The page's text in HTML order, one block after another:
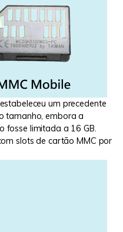
um precedente
tamanho, embora a
fosse limitada a 16 GB.
slots de cartão MMC por